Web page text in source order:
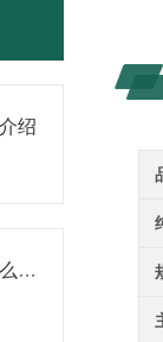
绍
使用浊度标准比色液之前怎么可以不了解这些！